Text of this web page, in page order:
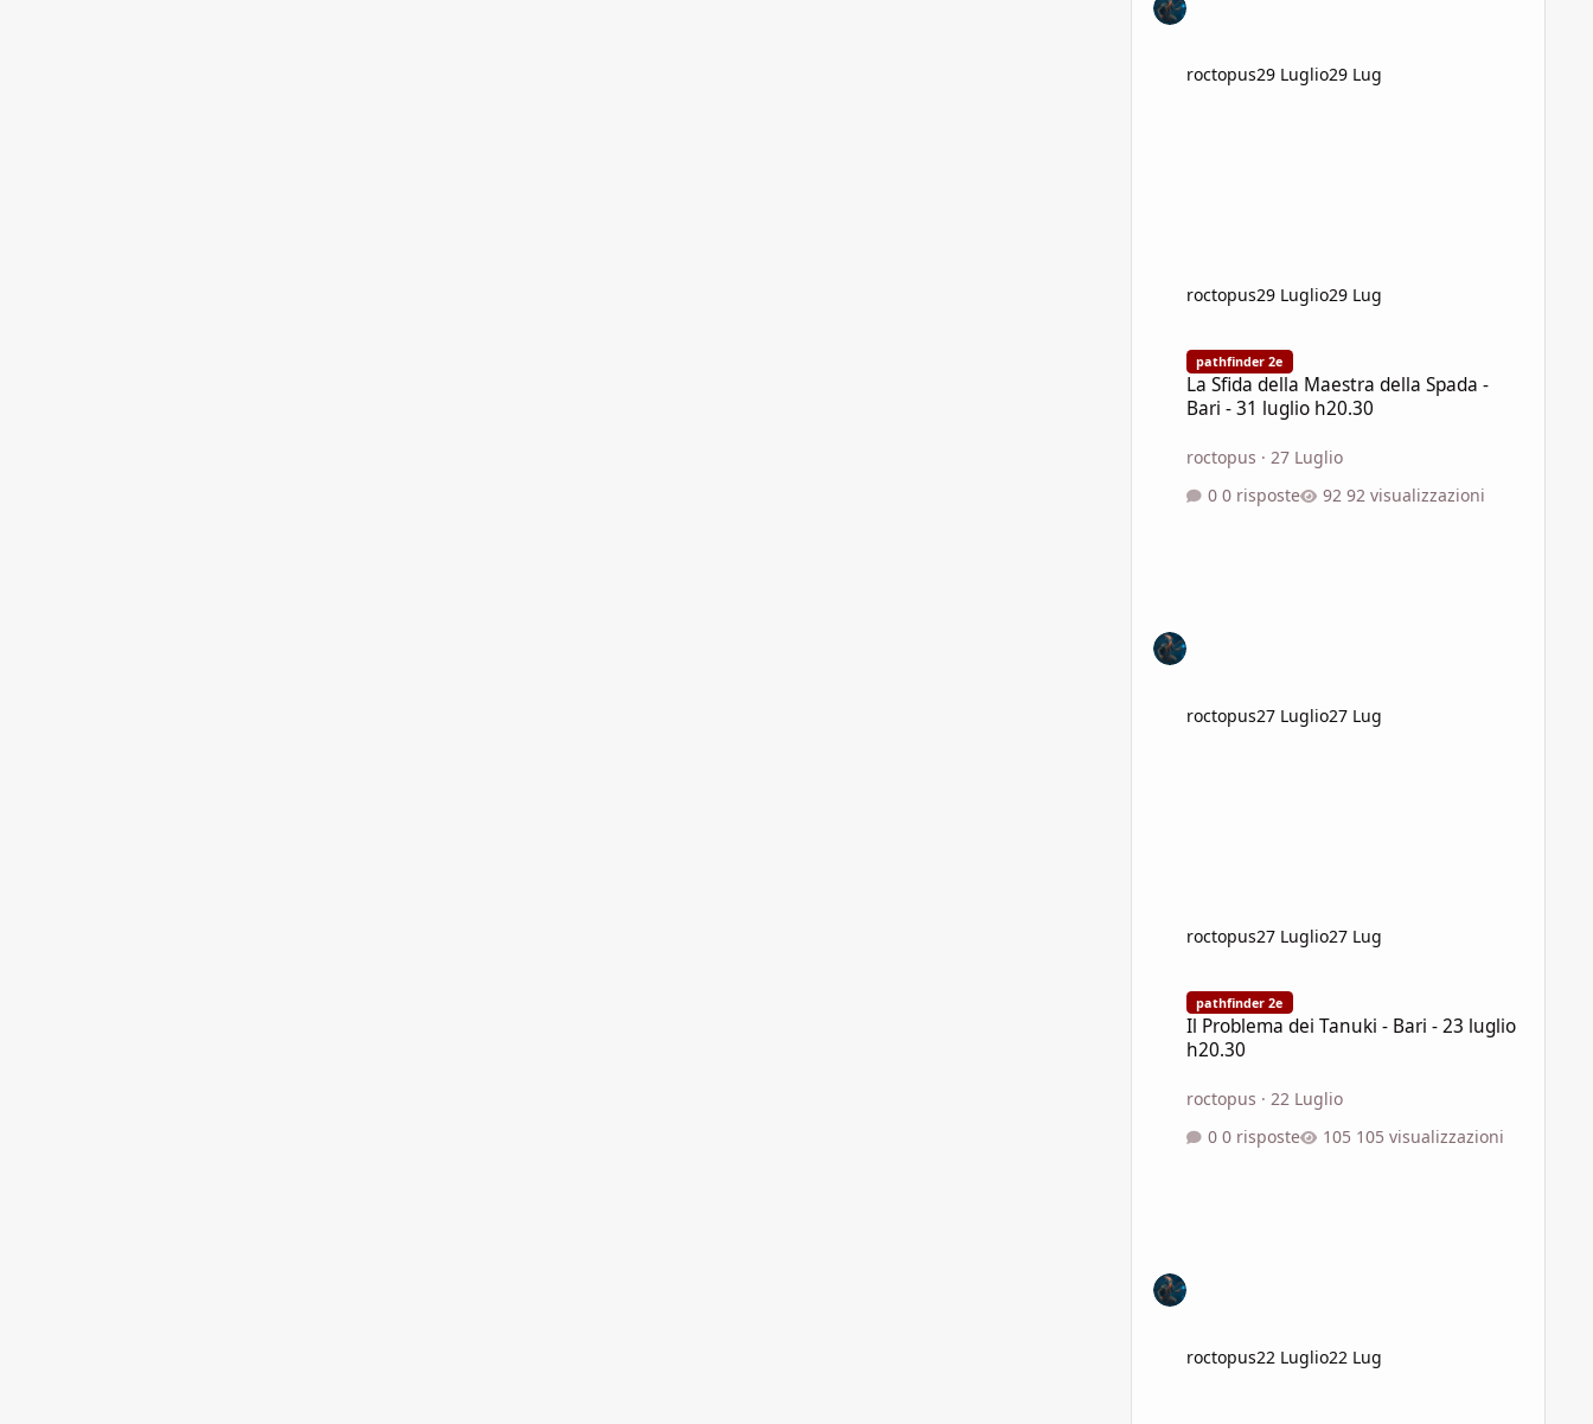
roctopus29 Luglio29 Lug
roctopus29 Luglio29 Lug
pathfinder 2e
La Sfida della Maestra della Spada -
Bari - 31 luglio h20.30
roctopus · 27 Luglio
0 risposte
92 visualizzazioni
roctopus27 Luglio27 Lug
roctopus27 Luglio27 Lug
pathfinder 2e
Il Problema dei Tanuki - Bari - 23 luglio
h20.30
roctopus · 22 Luglio
0 risposte
105 visualizzazioni
roctopus22 Luglio22 Lug